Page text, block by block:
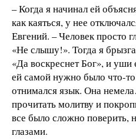
– Когда я начинал ей
как каяться, у нее
Евгений. – Человек просто
«Не слышу!». Тогда я
«Да воскреснет Бог», и уши
ей самой нужно было что-то
отнимался язык. Она
прочитать молитву и
все было сложно поверить,
глазами.